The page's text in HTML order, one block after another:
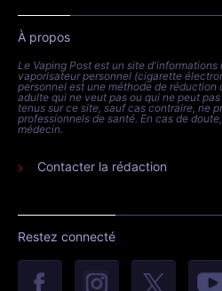
À propos
Le Vaping Post est un site
vaporisateur personnel (cigarette
personnel est une méthode de réduction
adulte qui ne veut pas ou qui ne peut
tenus sur ce site, sauf cas contraire, ne
professionnels de santé. En cas de
médecin.
Contacter la rédaction
Restez connecté